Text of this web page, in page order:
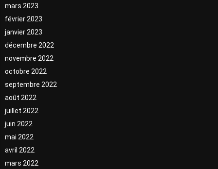
mars 2023
février 2023
janvier 2023
décembre 2022
novembre 2022
octobre 2022
septembre 2022
août 2022
juillet 2022
juin 2022
mai 2022
avril 2022
mars 2022